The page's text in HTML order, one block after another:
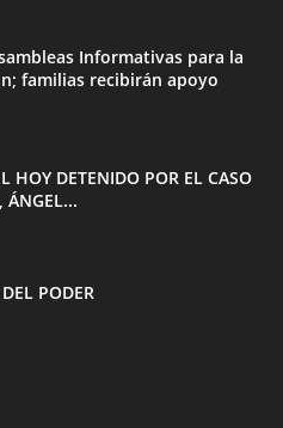
Informativas para la
familias recibirán apoyo
HOY DETENIDO POR EL CASO
ÁNGEL...
PODER